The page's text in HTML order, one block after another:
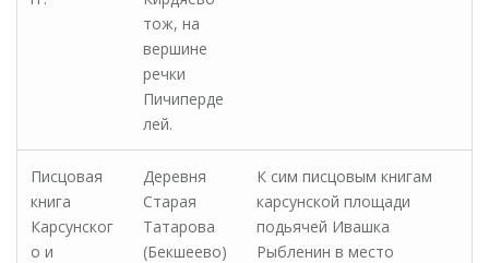
тож, на
вершине
речки
Пичиперде
лей.
Писцовая
книга
Карсунског
о и
Деревня
Старая
Татарова
(Бекшеево)
К сим писцовым книгам
карсунской площади
подьячей Иваш­ка
Рыбленин в место